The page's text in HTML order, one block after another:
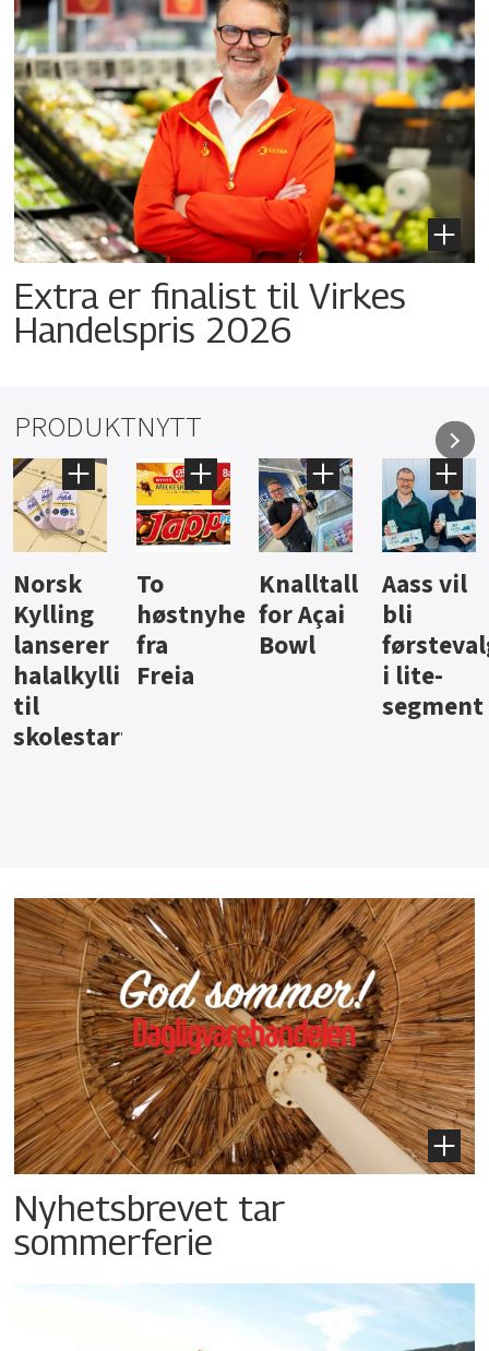
Extra er finalist til Virkes
Handelspris 2026
PRODUKTNYTT
Knalltall
for Açai
Bowl
Aass vil
bli
førstevalg
i lite-
Brus og
jus fra
Berentsen
Hard
iste fra
Hansa
Nyhetsbrevet tar
sommerferie